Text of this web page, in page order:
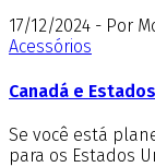
17/12/2024 - Por
Acessórios
Canadá e
Se você está
para os Estados